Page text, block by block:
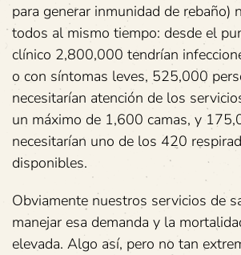
para generar inmunidad de rebaño)
todos al mismo tiempo: desde el
clínico 2,800,000 tendrían
o con síntomas leves, 525,000
necesitarían atención de los
un máximo de 1,600 camas, y
necesitarían uno de los 420
disponibles.
Obviamente nuestros servicios de
manejar esa demanda y la
elevada. Algo así, pero no tan